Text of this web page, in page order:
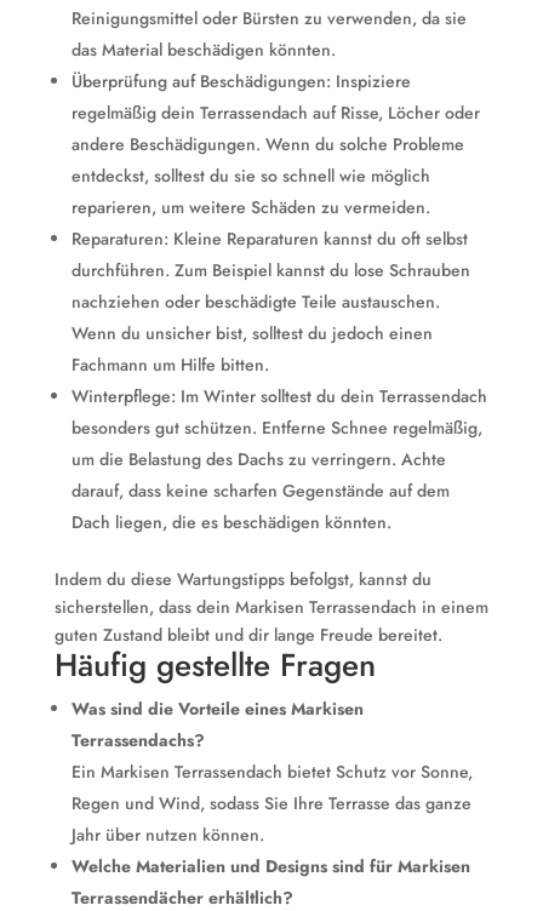
Reinigungsmittel oder Bürsten zu verwenden, da sie
das Material beschädigen könnten.
Überprüfung auf Beschädigungen: Inspiziere
regelmäßig dein Terrassendach auf Risse, Löcher oder
andere Beschädigungen. Wenn du solche Probleme
entdeckst, solltest du sie so schnell wie möglich
reparieren, um weitere Schäden zu vermeiden.
Reparaturen: Kleine Reparaturen kannst du oft selbst
durchführen. Zum Beispiel kannst du lose Schrauben
nachziehen oder beschädigte Teile austauschen.
Wenn du unsicher bist, solltest du jedoch einen
Fachmann um Hilfe bitten.
Winterpflege: Im Winter solltest du dein Terrassendach
besonders gut schützen. Entferne Schnee regelmäßig,
um die Belastung des Dachs zu verringern. Achte
darauf, dass keine scharfen Gegenstände auf dem
Dach liegen, die es beschädigen könnten.
Indem du diese Wartungstipps befolgst, kannst du
sicherstellen, dass dein Markisen Terrassendach in einem
guten Zustand bleibt und dir lange Freude bereitet.
Häufig gestellte Fragen
Was sind die Vorteile eines Markisen
Terrassendachs?
Ein Markisen Terrassendach bietet Schutz vor Sonne,
Regen und Wind, sodass Sie Ihre Terrasse das ganze
Jahr über nutzen können.
Welche Materialien und Designs sind für Markisen
Terrassendächer erhältlich?